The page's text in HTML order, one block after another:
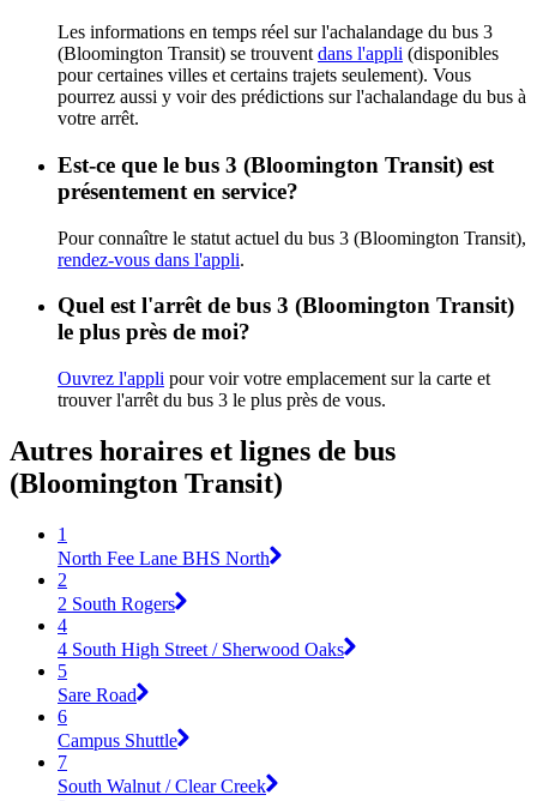
Les informations en temps réel sur l'achalandage du bus 3
(Bloomington Transit) se trouvent dans l'appli (disponibles
pour certaines villes et certains trajets seulement). Vous
pourrez aussi y voir des prédictions sur l'achalandage du bus à
votre arrêt.
Est-ce que le bus 3 (Bloomington Transit) est
présentement en service?
Pour connaître le statut actuel du bus 3 (Bloomington Transit),
rendez-vous dans l'appli.
Quel est l'arrêt de bus 3 (Bloomington Transit)
le plus près de moi?
Ouvrez l'appli pour voir votre emplacement sur la carte et
trouver l'arrêt du bus 3 le plus près de vous.
Autres horaires et lignes de bus
(Bloomington Transit)
1
North Fee Lane BHS North
2
2 South Rogers
4
4 South High Street / Sherwood Oaks
5
Sare Road
6
Campus Shuttle
7
South Walnut / Clear Creek